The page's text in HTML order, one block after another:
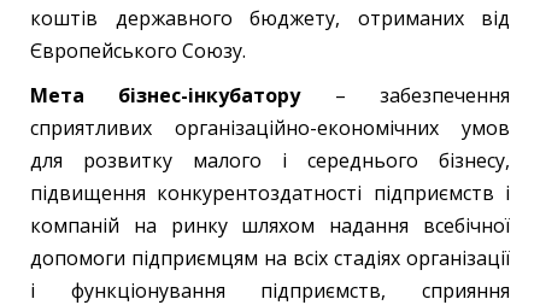
коштів державного бюджету, отриманих від
Європейського Союзу.
Мета бізнес-інкубатору– забезпечення
сприятливих організаційно-економічних умов
для розвитку малого і середнього бізнесу,
підвищення конкурентоздатності підприємств і
компаній на ринку шляхом надання всебічної
допомоги підприємцям на всіх стадіях організації
і функціонування підприємств, сприяння